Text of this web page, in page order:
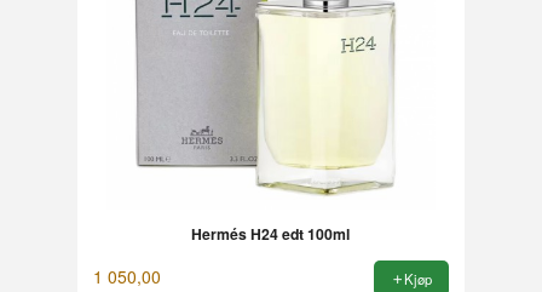
Hermés H24 edt 100ml
1 050,00 Kjøp